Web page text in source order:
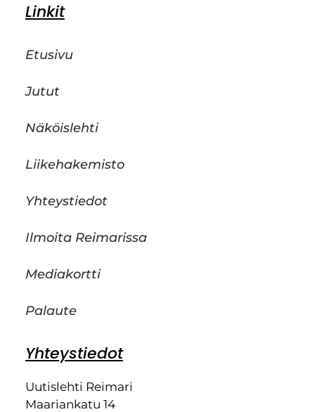
Linkit
Etusivu
Jutut
Näköislehti
Liikehakemisto
Yhteystiedot
Ilmoita Reimarissa
Mediakortti
Palaute
Yhteystiedot
Uutislehti Reimari
Maariankatu 14